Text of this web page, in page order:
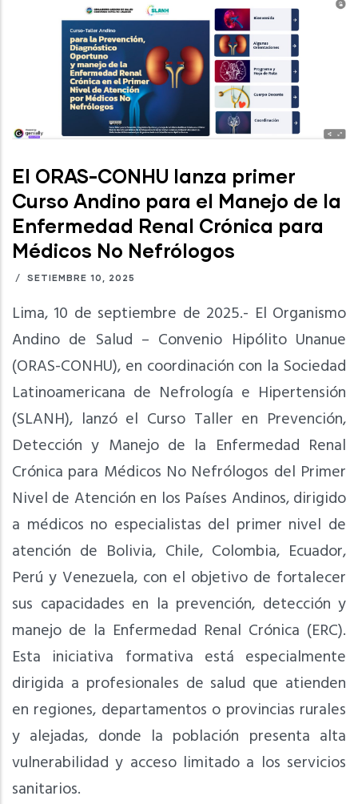
El ORAS-CONHU lanza primer
Curso Andino para el Manejo de la
Enfermedad Renal Crónica para
Médicos No Nefrólogos
/ SETIEMBRE 10, 2025
Lima, 10 de septiembre de 2025.- El Organismo
Andino de Salud – Convenio Hipólito Unanue
(ORAS-CONHU), en coordinación con la Sociedad
Latinoamericana de Nefrología e Hipertensión
(SLANH), lanzó el Curso Taller en Prevención,
Detección y Manejo de la Enfermedad Renal
Crónica para Médicos No Nefrólogos del Primer
Nivel de Atención en los Países Andinos, dirigido
a médicos no especialistas del primer nivel de
atención de Bolivia, Chile, Colombia, Ecuador,
Perú y Venezuela, con el objetivo de fortalecer
sus capacidades en la prevención, detección y
manejo de la Enfermedad Renal Crónica (ERC).
Esta iniciativa formativa está especialmente
dirigida a profesionales de salud que atienden
en regiones, departamentos o provincias rurales
y alejadas, donde la población presenta alta
vulnerabilidad y acceso limitado a los servicios
sanitarios.